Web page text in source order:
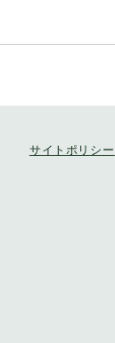
サイトポリシー